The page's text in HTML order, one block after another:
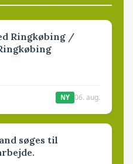
Ringkøbing /
NY 06. aug.
søges til